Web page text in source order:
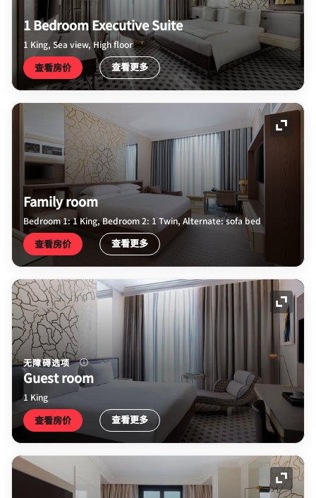
1 Bedroom Executive Suite
1 King, Sea view, High floor
查看房价 查看更多
展开
Family room
Bedroom 1: 1 King, Bedroom 2: 1 Twin, Alternate: sofa bed
查看房价 查看更多
展开
无障碍选项
Guest room
1 King
查看房价 查看更多
展开